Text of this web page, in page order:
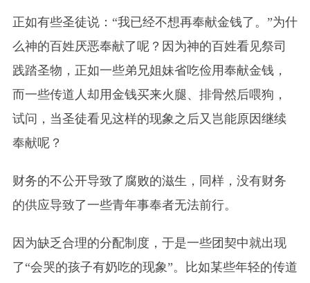
正如有些圣徒说：“我已经不想再奉献金钱了。”为什
么神的百姓厌恶奉献了呢？因为神的百姓看见祭司
践踏圣物，正如一些弟兄姐妹省吃俭用奉献金钱，
而一些传道人却用金钱买来火腿、排骨然后喂狗，
试问，当圣徒看见这样的现象之后又岂能原因继续
奉献呢？
财务的不公开导致了腐败的滋生，同样，没有财务
的供应导致了一些青年事奉者无法前行。
因为缺乏合理的分配制度，于是一些团契中就出现
了“会哭的孩子有奶吃的现象”。比如某些年轻的传道